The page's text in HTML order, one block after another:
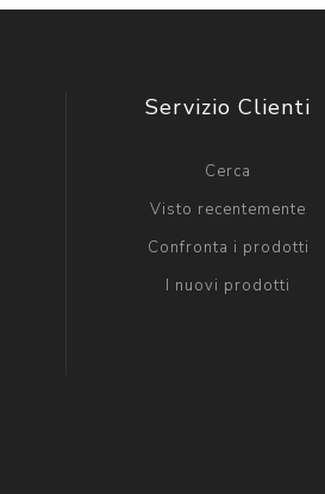
Servizio Clienti
Cerca
Visto recentemente
Confronta i prodotti
I nuovi prodotti